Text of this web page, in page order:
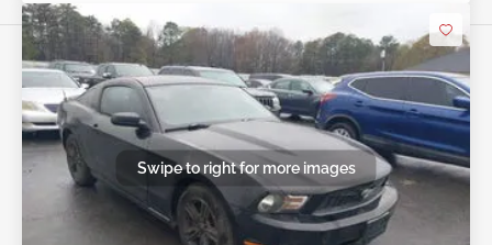
Swipe to right for more images